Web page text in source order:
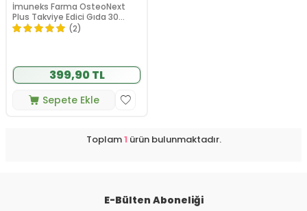
İmuneks Farma OsteoNext
Plus Takviye Edici Gıda 30
Tablet
(2)
399,90 TL
Sepete Ekle
Toplam1ürün bulunmaktadır.
E-Bülten Aboneliği